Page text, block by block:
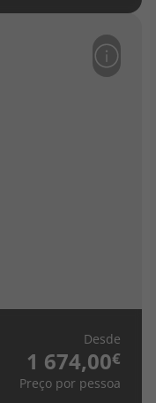
Desde
1 674,00
Preço por pessoa